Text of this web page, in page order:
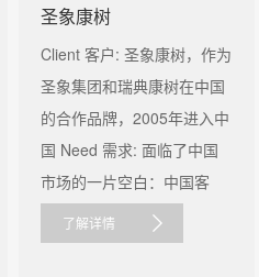
圣象康树
Client 客户: 圣象康树，作为
圣象集团和瑞典康树在中国
的合作品牌，2005年进入中
国 Need 需求: 面临了中国
市场的一片空白：中国客
户......
了解详情